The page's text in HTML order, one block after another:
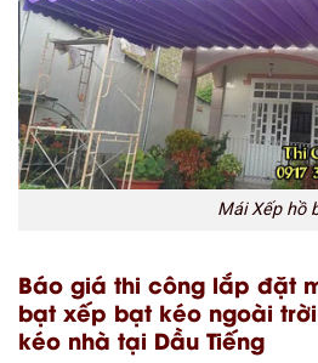
Mái Xếp hồ
Báo giá thi công lắp đặt
bạt xếp bạt kéo ngoài
kéo nhà tại Dầu Tiếng